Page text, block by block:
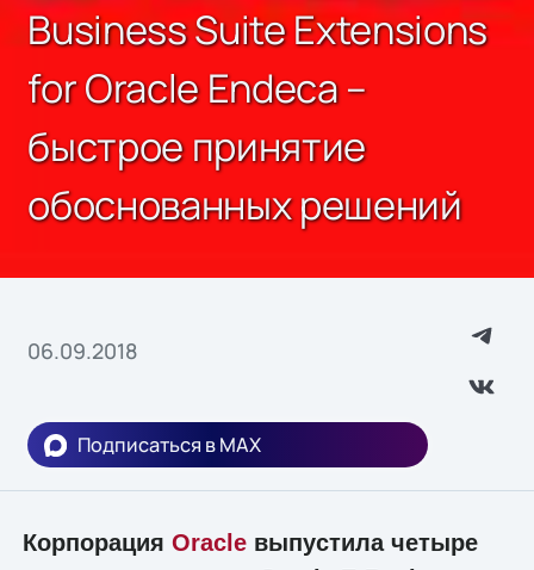
Business Suite Extensions
for Oracle Endeca –
быстрое принятие
обоснованных решений
06.09.2018
Подписаться в MAX
Корпорация Oracleвыпустила четыре